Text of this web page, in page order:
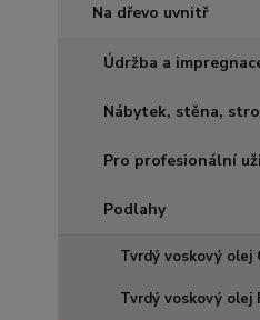
Na dřevo uvnitř
Údržba a
Nábytek, stěna,
Pro profesionální
Podlahy
Tvrdý voskový olej
Tvrdý voskový olej